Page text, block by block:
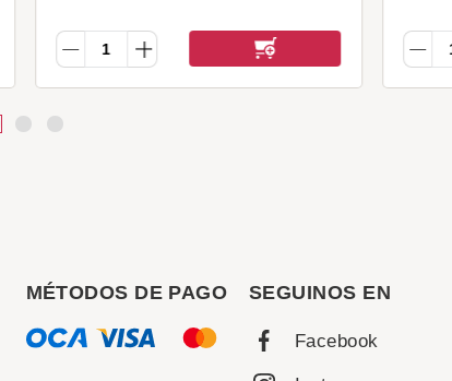
MÉTODOS DE PAGO SEGUINOS EN
Facebook